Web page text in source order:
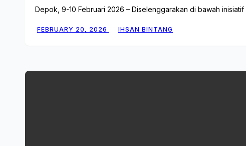
Depok, 9-10 Februari 2026 – Diselenggarakan di bawah
FEBRUARY 20, 2026 IHSAN BINTANG